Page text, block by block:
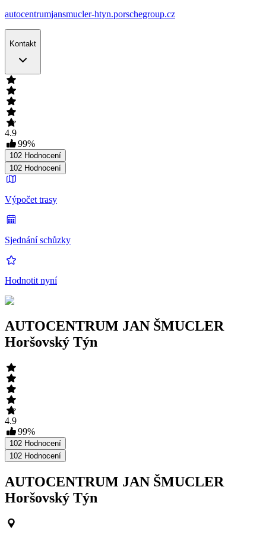
autocentrumjansmucler-htyn.porschegroup.cz
Kontakt
4.9
99%
102 Hodnocení
102 Hodnocení
Výpočet trasy
Sjednání schůzky
Hodnotit nyní
AUTOCENTRUM JAN ŠMUCLER
Horšovský Týn
4.9
99%
102 Hodnocení
102 Hodnocení
AUTOCENTRUM JAN ŠMUCLER
Horšovský Týn